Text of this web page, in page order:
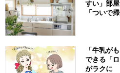
すい」部
「ついで
「牛乳が
できる「
がラクに